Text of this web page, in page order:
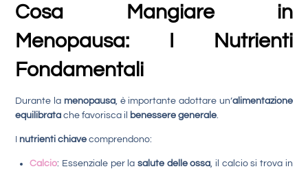
Cosa Mangiare in
Menopausa: I Nutrienti
Fondamentali
Durante la menopausa, è importante adottare un’alimentazione
equilibrata che favorisca il benessere generale.
I nutrienti chiave comprendono:
Calcio: Essenziale per lasalute delle ossa, il calcio si trova in